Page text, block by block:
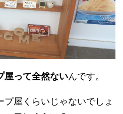
屋って全然ないんです。
屋くらいじゃないでしょ